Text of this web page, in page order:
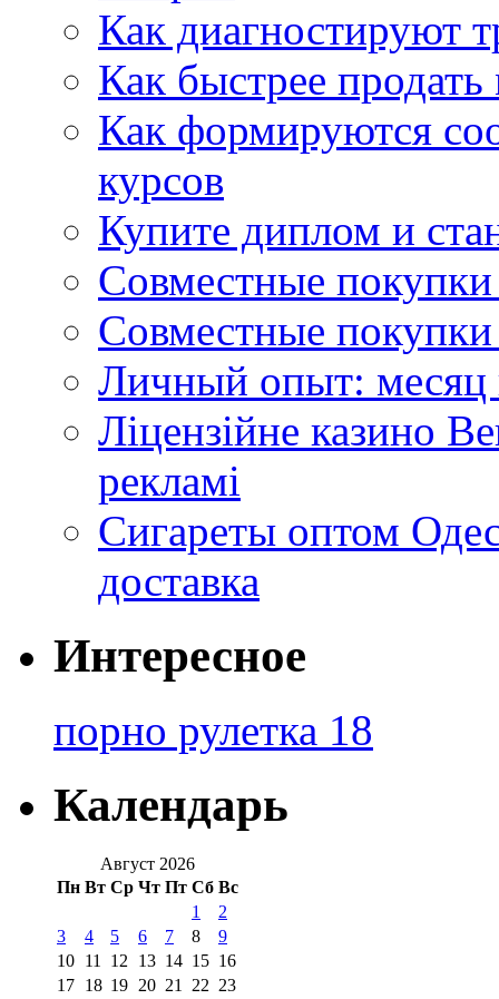
Как диагностируют
Как быстрее
Как формируются
курсов
Купите диплом и
Совместные
Совместные покупки
Личный опыт: месяц
Ліцензійне казино
рекламі
Сигареты оптом
доставка
Интересное
порно рулетка 18
Календарь
Август 2026
Пн Вт Ср Чт Пт Сб Вс
1
2
3
4 5 6 7 8
9
10 11 12 13 14 15 16
17 18 19 20 21 22 23